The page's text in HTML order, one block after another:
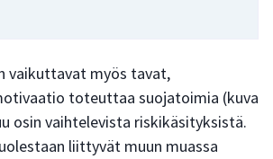
vaikuttavat myös tavat,
toteuttaa suojatoimia (kuva
osin vaihtelevista riskikäsityksistä.
liittyvät muun muassa